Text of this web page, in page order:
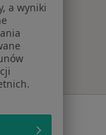
a wyniki